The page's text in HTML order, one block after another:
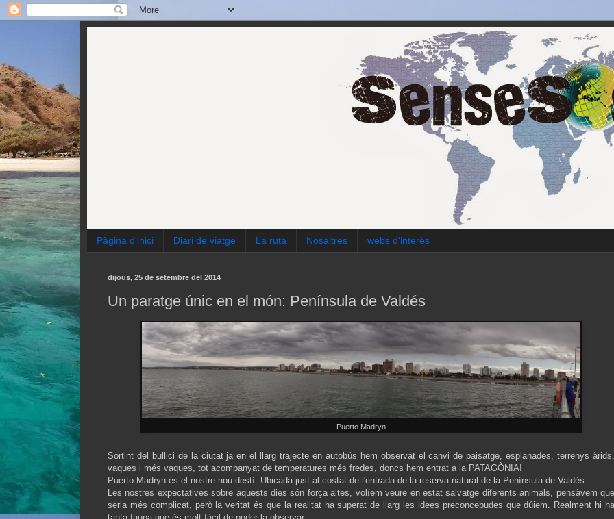
Pàgina d'inici Diari de viatge La ruta Nosaltres webs d'interès
dijous, 25 de setembre del 2014
Un paratge únic en el món: Península de Valdés
Puerto Madryn
Sortint del bullici de la ciutat ja en el llarg trajecte en autobús hem observat el canvi de paisatge, esplanades, terrenys àrids,
vaques i més vaques, tot acompanyat de temperatures més fredes, doncs hem entrat a la PATAGÒNIA!
Puerto Madryn és el nostre nou destí. Ubicada just al costat de l'entrada de la reserva natural de la Península de Valdés.
Les nostres expectatives sobre aquests dies són força altes, volíem veure en estat salvatge diferents animals, pensàvem que
seria més complicat, però la veritat és que la realitat ha superat de llarg les idees preconcebudes que dúiem. Realment hi ha